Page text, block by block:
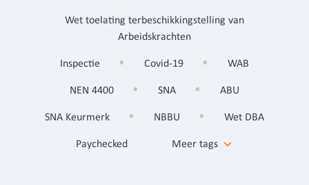
Wet toelating terbeschikkingstelling van
Arbeidskrachten
Inspectie Covid-19 WAB
NEN 4400 SNA ABU
SNA Keurmerk NBBU Wet DBA
Paychecked Meer tags